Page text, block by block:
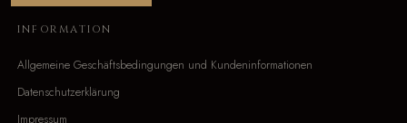
INFORMATION
Allgemeine Geschäftsbedingungen und Kundeninformationen
Datenschutzerklärung
Impressum